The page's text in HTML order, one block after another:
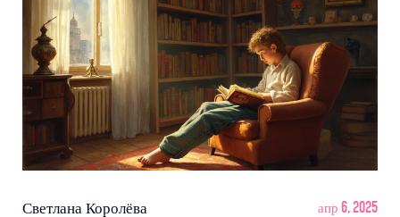
Светлана Королёва апр 6, 2025